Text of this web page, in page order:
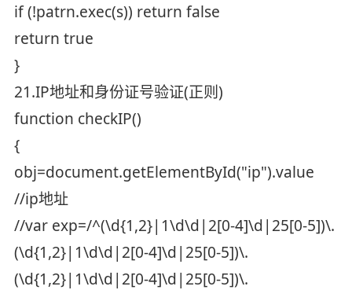
if (!patrn.exec(s)) return false
return true
}
21.IP地址和身份证号验证(正则)
function checkIP()
{
obj=document.getElementById("ip").value
//ip地址
//var exp=/^(\d{1,2}|1\d\d|2[0-4]\d|25[0-5])\.
(\d{1,2}|1\d\d|2[0-4]\d|25[0-5])\.
(\d{1,2}|1\d\d|2[0-4]\d|25[0-5])\.